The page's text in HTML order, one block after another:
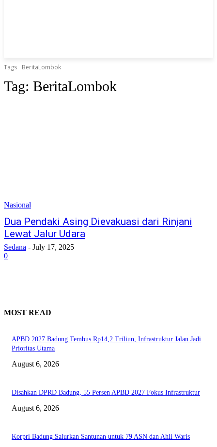
Tags BeritaLombok
Tag: BeritaLombok
Nasional
Dua Pendaki Asing Dievakuasi dari Rinjani
Lewat Jalur Udara
Sedana - July 17, 2025
0
MOST READ
APBD 2027 Badung Tembus Rp14,2 Triliun, Infrastruktur Jalan Jadi
Prioritas Utama
August 6, 2026
Disahkan DPRD Badung, 55 Persen APBD 2027 Fokus Infrastruktur
August 6, 2026
Korpri Badung Salurkan Santunan untuk 79 ASN dan Ahli Waris